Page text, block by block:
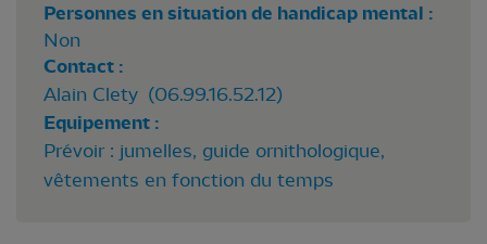
Personnes en situation de handicap mental :
Non
Contact :
Alain Clety (06.99.16.52.12)
Equipement :
Prévoir : jumelles, guide ornithologique,
vêtements en fonction du temps